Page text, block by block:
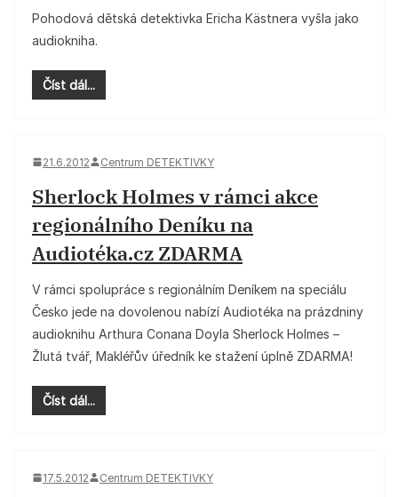
Pohodová dětská detektivka Ericha Kästnera vyšla jako
audiokniha.
Číst dál...
21.6.2012 Centrum DETEKTIVKY
Sherlock Holmes v rámci akce
regionálního Deníku na
Audiotéka.cz ZDARMA
V rámci spolupráce s regionálním Deníkem na speciálu
Česko jede na dovolenou nabízí Audiotéka na prázdniny
audioknihu Arthura Conana Doyla Sherlock Holmes –
Žlutá tvář, Makléřův úředník ke stažení úplně ZDARMA!
Číst dál...
17.5.2012 Centrum DETEKTIVKY